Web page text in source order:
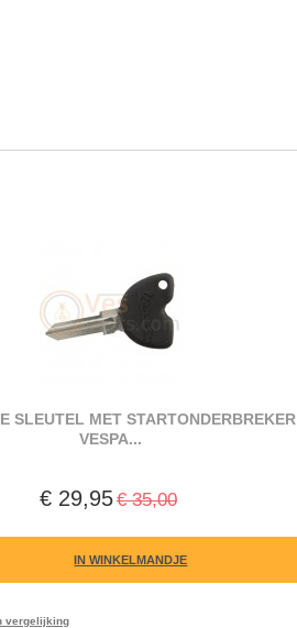
SLEUTEL MET STARTONDERBREKER
VESPA...
€ 29,95€ 35,00
IN WINKELMANDJE
vergelijking